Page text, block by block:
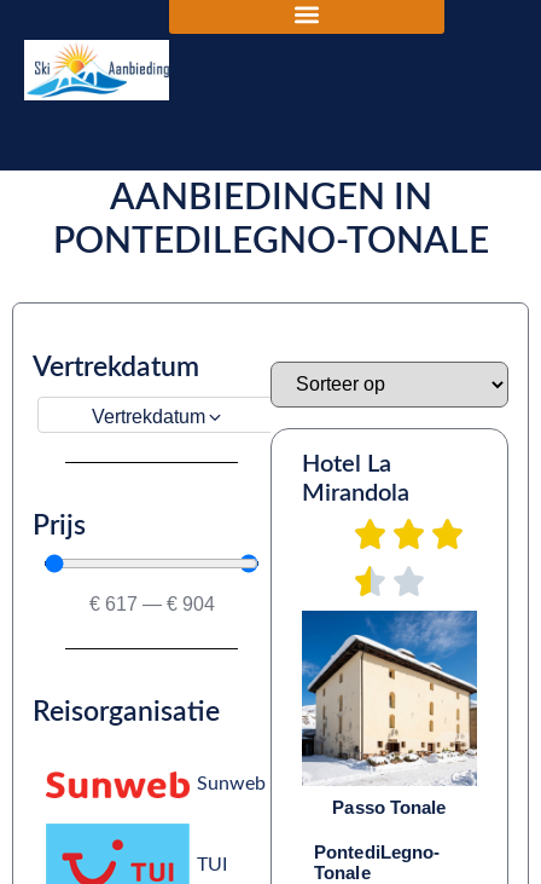
AANBIEDINGEN IN
PONTEDILEGNO-TONALE
Vertrekdatum
Vertrekdatum
Prijs
€ 617 — € 904
Reisorganisatie
Sunweb
TUI
Hotel La
Mirandola
Passo Tonale
PontediLegno-
Tonale